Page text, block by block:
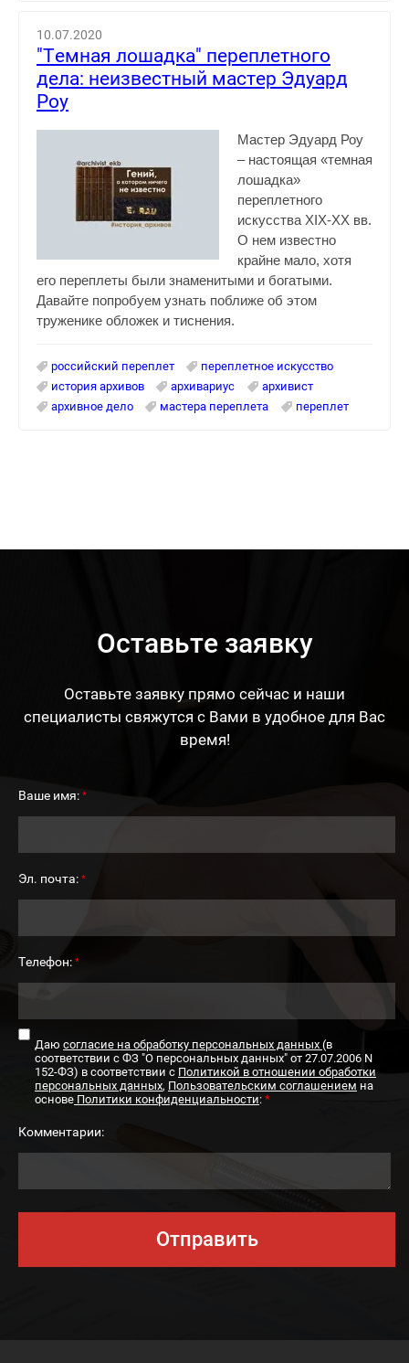
10.07.2020
"Темная лошадка" переплетного
дела: неизвестный мастер Эдуард
Роу
Мастер Эдуард Роу
– настоящая «темная
лошадка»
переплетного
искусства XIX-XX вв.
О нем известно
крайне мало, хотя
его переплеты были знаменитыми и богатыми.
Давайте попробуем узнать поближе об этом
труженике обложек и тиснения.
российский переплет
переплетное искусство
история архивов
архивариус
архивист
архивное дело
мастера переплета переплет
Оставьте заявку
Оставьте заявку прямо сейчас и наши
специалисты свяжутся с Вами в удобное для Вас
время!
Ваше имя: *
Эл. почта: *
Телефон: *
Даю согласие на обработку персональных данных (в
соответствии с ФЗ "О персональных данных" от 27.07.2006 N
152-ФЗ) в соответствии с Политикой в отношении обработки
персональных данных, Пользовательским соглашением на
основе Политики конфиденциальности: *
Комментарии:
Отправить